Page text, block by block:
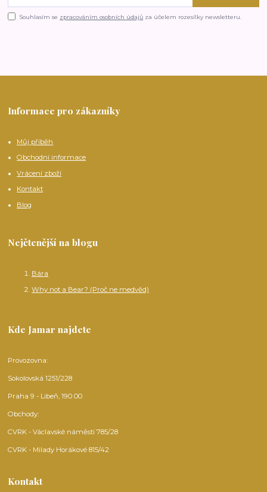
Souhlasím se zpracováním osobních údajů za účelem rozesílky newsletteru.
Informace pro zákazníky
Můj příběh
Obchodní informace
Vrácení zboží
Kontakt
Blog
Nejčtenější na blogu
Bára
Why not a Bear? (Proč ne medvěd)
Kde Jamar najdete
Provozovna:
Sokolovská 1251/228
Praha 9 - Libeň, 190 00
Obchody:
CVRK - Václavské náměstí 785/28
CVRK - Milady Horákové 815/42
Kontakt